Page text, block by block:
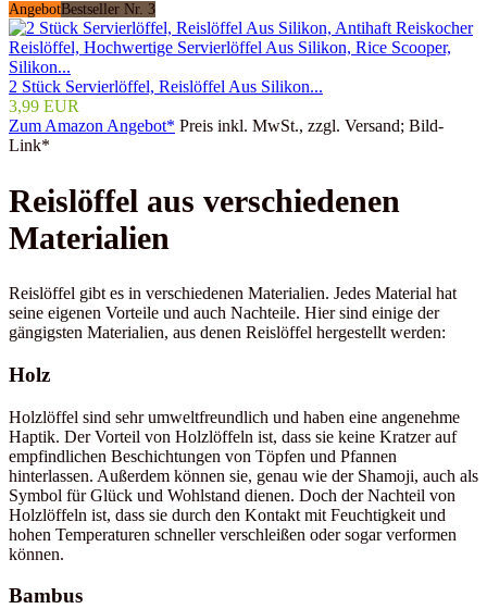
AngebotBestseller Nr. 3
2 Stück Servierlöffel, Reislöffel Aus Silikon...
3,99 EUR
Zum Amazon Angebot* Preis inkl. MwSt., zzgl. Versand; Bild-
Link*
Reislöffel aus verschiedenen
Materialien
Reislöffel gibt es in verschiedenen Materialien. Jedes Material hat
seine eigenen Vorteile und auch Nachteile. Hier sind einige der
gängigsten Materialien, aus denen Reislöffel hergestellt werden:
Holz
Holzlöffel sind sehr umweltfreundlich und haben eine angenehme
Haptik. Der Vorteil von Holzlöffeln ist, dass sie keine Kratzer auf
empfindlichen Beschichtungen von Töpfen und Pfannen
hinterlassen. Außerdem können sie, genau wie der Shamoji, auch als
Symbol für Glück und Wohlstand dienen. Doch der Nachteil von
Holzlöffeln ist, dass sie durch den Kontakt mit Feuchtigkeit und
hohen Temperaturen schneller verschleißen oder sogar verformen
können.
Bambus